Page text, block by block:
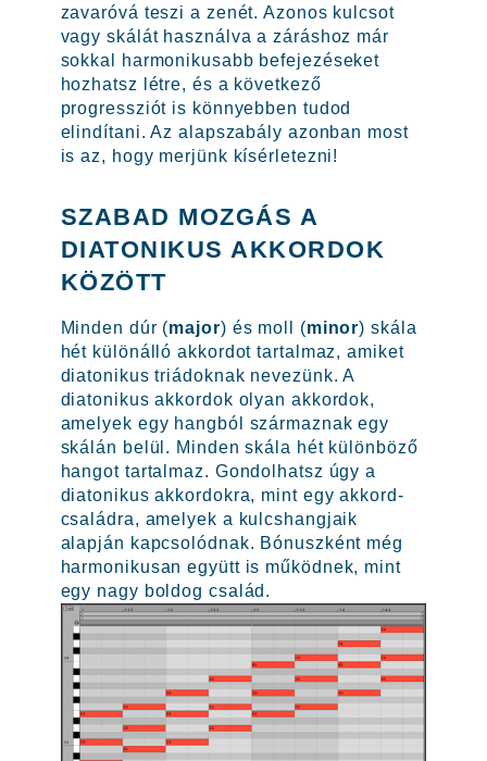
zavaróvá teszi a zenét. Azonos kulcsot
vagy skálát használva a záráshoz már
sokkal harmonikusabb befejezéseket
hozhatsz létre, és a következő
progressziót is könnyebben tudod
elindítani. Az alapszabály azonban most
is az, hogy merjünk kísérletezni!
SZABAD MOZGÁS A
DIATONIKUS AKKORDOK
KÖZÖTT
Minden dúr (major) és moll (minor) skála
hét különálló akkordot tartalmaz, amiket
diatonikus triádoknak nevezünk. A
diatonikus akkordok olyan akkordok,
amelyek egy hangból származnak egy
skálán belül. Minden skála hét különböző
hangot tartalmaz. Gondolhatsz úgy a
diatonikus akkordokra, mint egy akkord-
családra, amelyek a kulcshangjaik
alapján kapcsolódnak. Bónuszként még
harmonikusan együtt is működnek, mint
egy nagy boldog család.